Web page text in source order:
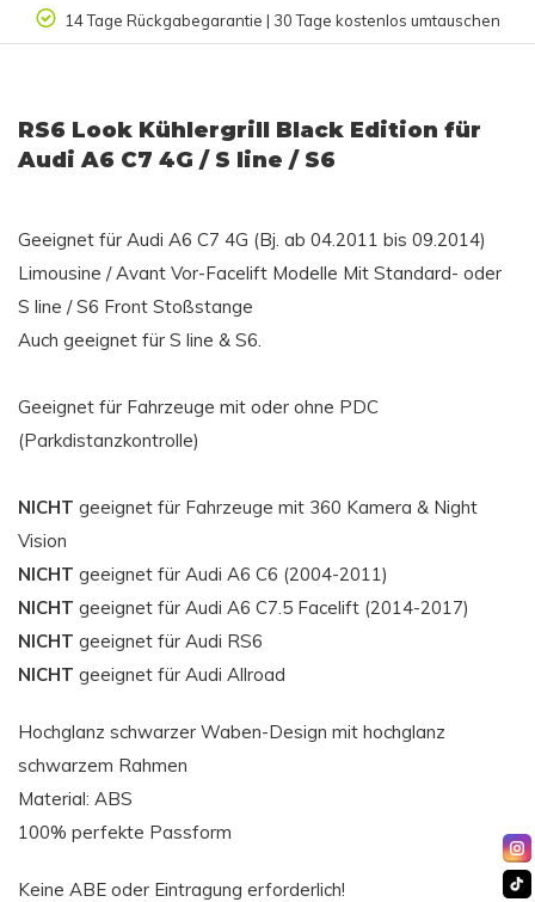
14 Tage Rückgabegarantie | 30 Tage kostenlos umtauschen
RS6 Look Kühlergrill Black Edition für
Audi A6 C7 4G / S line / S6
Geeignet für Audi A6 C7 4G (Bj. ab 04.2011 bis 09.2014)
Limousine / Avant Vor-Facelift Modelle Mit Standard- oder
S line / S6 Front Stoßstange
Auch geeignet für S line & S6.
Geeignet für Fahrzeuge mit oder ohne PDC
(Parkdistanzkontrolle)
NICHT geeignet für Fahrzeuge mit 360 Kamera & Night
Vision
NICHT geeignet für Audi A6 C6 (2004-2011)
NICHT geeignet für Audi A6 C7.5 Facelift (2014-2017)
NICHT geeignet für Audi RS6
NICHT geeignet für Audi Allroad
Hochglanz schwarzer Waben-Design mit hochglanz
schwarzem Rahmen
Material: ABS
100% perfekte Passform
Keine ABE oder Eintragung erforderlich!